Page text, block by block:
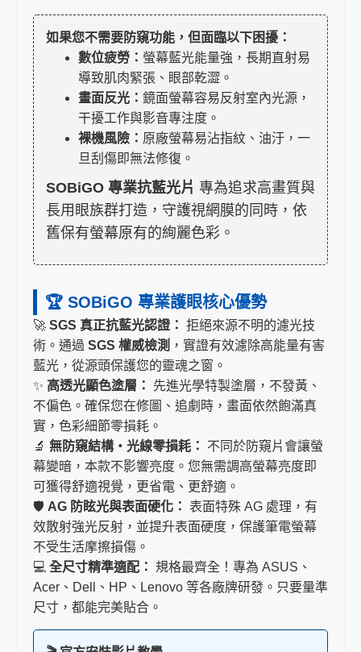
如果您不需要防窺功能，但面臨以下困擾：
數位疲勞： 螢幕藍光能量強，長期直射易
導致肌肉緊張、眼部乾澀。
畫面反光： 鏡面螢幕容易反射室內光源，
干擾工作與影音專注度。
裸機風險： 原廠螢幕易沾指紋、油汙，一
旦刮傷即無法修復。
SOBiGO 專業抗藍光片 專為追求高畫質與
長用眼族群打造，守護視網膜的同時，依
舊保有螢幕原有的絢麗色彩。
🏆 SOBiGO 專業護眼核心優勢
🚀 SGS 真正抗藍光認證： 拒絕來源不明的濾光技
術。通過 SGS 權威檢測 ，實證有效濾除高能量有害
藍光，從源頭保護您的靈魂之窗。
✨ 高透光顯色塗層：
先進光學特製塗層，不發黃、
不偏色。確保您在修圖、追劇時，畫面依然飽滿真
實，色彩細節零損耗。
🔬 無防窺結構・光線零損耗：
不同於防窺片會讓螢
幕變暗，本款不影響亮度。您無需調高螢幕亮度即
可獲得舒適視覺，更省電、更舒適。
🛡️ AG 防眩光與表面硬化： 表面特殊 AG 處理，有
效散射強光反射，並提升表面硬度，保護筆電螢幕
不受生活摩擦損傷。
💻 全尺寸精準適配： 規格最齊全！專為 ASUS、
Acer、Dell、HP、Lenovo 等各廠牌研發。只要量準
尺寸，都能完美貼合。